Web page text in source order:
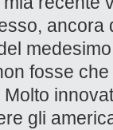
fosse
gli